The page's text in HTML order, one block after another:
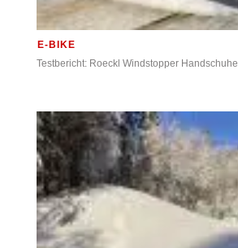
E-BIKE
Testbericht: Roeckl Windstopper Handschuhe